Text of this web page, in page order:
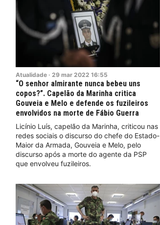
Atualidade · 29 mar 2022 16:55
“O senhor almirante nunca bebeu uns
copos?”. Capelão da Marinha critica
Gouveia e Melo e defende os fuzileiros
envolvidos na morte de Fábio Guerra
Licínio Luís, capelão da Marinha, criticou nas
redes sociais o discurso do chefe do Estado-
Maior da Armada, Gouveia e Melo, pelo
discurso após a morte do agente da PSP
que envolveu fuzileiros.